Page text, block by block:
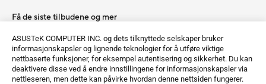
ASUSTeK COMPUTER INC. og dets tilknyttede selskaper bruker
informasjonskapsler og lignende teknologier for å utføre viktige
nettbaserte funksjoner, for eksempel autentisering og sikkerhet. Du kan
deaktivere disse ved å endre innstillingene for informasjonskapsler via
nettleseren, men dette kan påvirke hvordan denne nettsiden fungerer.
Få de siste tilbudene og mer
Registrer deg